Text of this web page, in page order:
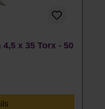
x 35 Torx - 50